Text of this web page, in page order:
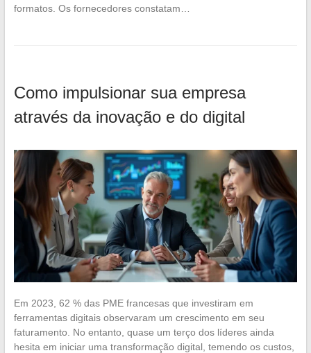
formatos. Os fornecedores constatam…
Como impulsionar sua empresa
através da inovação e do digital
Em 2023, 62 % das PME francesas que investiram em
ferramentas digitais observaram um crescimento em seu
faturamento. No entanto, quase um terço dos líderes ainda
hesita em iniciar uma transformação digital, temendo os custos,